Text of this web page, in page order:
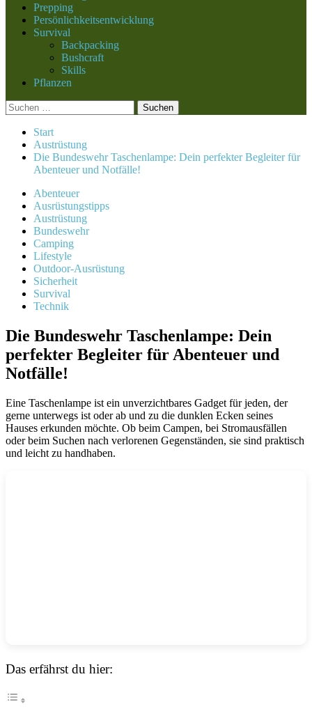
Prepping
Persönlichkeitsentwicklung
Survival
Backpacking
Bushcraft
Skills
Pflanzen
Suchen
nach:
Start
Austrüstung
Die Bundeswehr Taschenlampe: Dein perfekter Begleiter für
Abenteuer und Notfälle!
Abenteuer
Ausrüstungstipps
Austrüstung
Bundeswehr
Camping
Lifestyle
Outdoor-Ausrüstung
Sicherheit
Survival
Technik
Die Bundeswehr Taschenlampe: Dein
perfekter Begleiter für Abenteuer und
Notfälle!
Eine Taschenlampe ist ein unverzichtbares Gadget für jeden, der
gerne unterwegs ist oder ab und zu die dunklen Ecken seines
Hauses erkunden möchte. Ob beim Campen, bei Stromausfällen
oder beim Suchen nach verlorenen Gegenständen, sie sind praktisch
und leicht zu handhaben.
Das erfährst du hier: